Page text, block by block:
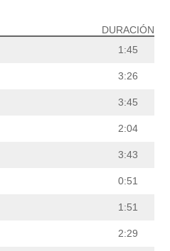
DURACIÓN
1:45
3:26
3:45
2:04
3:43
0:51
1:51
2:29